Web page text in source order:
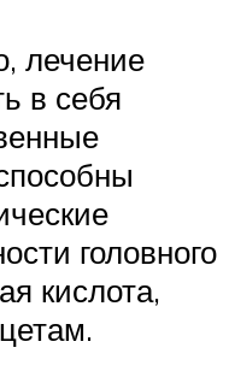
лечение
в себя
головного
кислота,